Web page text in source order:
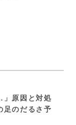
」原因と対処
足のだるさ予